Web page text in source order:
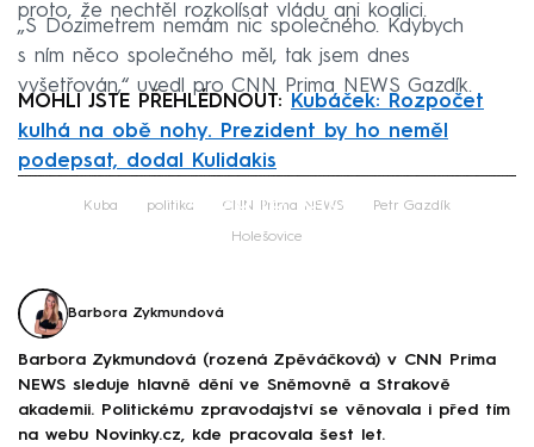
proto, že nechtěl rozkolísat vládu ani koalici.
„S Dozimetrem nemám nic společného. Kdybych
s ním něco společného měl, tak jsem dnes
vyšetřován,“ uvedl pro CNN Prima NEWS Gazdík.
MOHLI JSTE PŘEHLÉDNOUT: Kubáček: Rozpočet
kulhá na obě nohy. Prezident by ho neměl
podepsat, dodal Kulidakis
Failed to fetch
Kuba politika CNN Prima NEWS Petr Gazdík
Holešovice
Barbora Zykmundová
Barbora Zykmundová (rozená Zpěváčková) v CNN Prima
NEWS sleduje hlavně dění ve Sněmovně a Strakově
akademii. Politickému zpravodajství se věnovala i před tím
na webu Novinky.cz, kde pracovala šest let.